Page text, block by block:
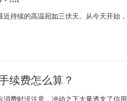
持续的高温宛如三伏天。从今天开始
续费怎么算？
费时没注意，冲动之下大量透支了信